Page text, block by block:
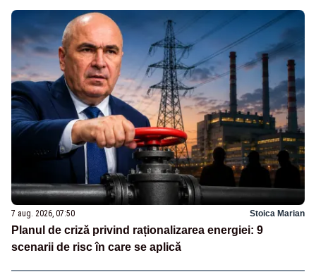
7 aug. 2026, 07:50 Stoica Marian
Planul de criză privind raționalizarea energiei: 9
scenarii de risc în care se aplică